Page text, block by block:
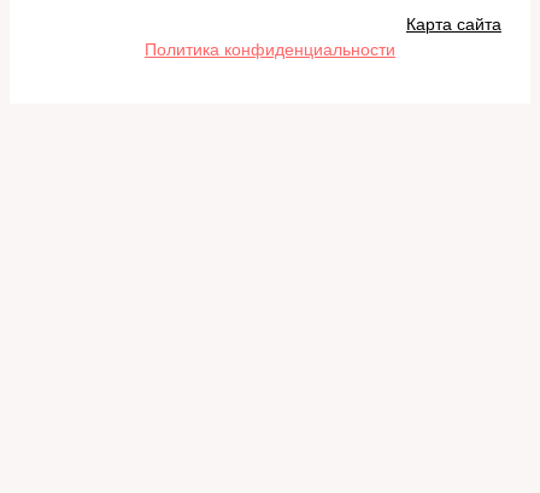
Карта сайта
Политика конфиденциальности